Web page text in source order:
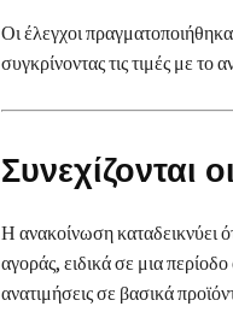
Οι έλεγχοι
συγκρίνοντας τις τιμές με το
Συνεχίζονται
Η ανακοίνωση καταδεικνύει
αγοράς, ειδικά σε μια
ανατιμήσεις σε βασικά